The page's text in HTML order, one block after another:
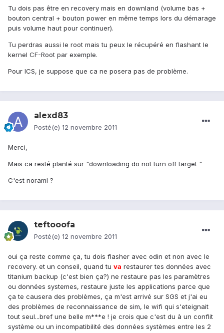
Tu dois pas être en recovery mais en downland (volume bas +
bouton central + bouton power en même temps lors du démarage
puis volume haut pour continuer).
Tu perdras aussi le root mais tu peux le récupéré en flashant le
kernel CF-Root par exemple.
Pour ICS, je suppose que ca ne posera pas de problème.
alexd83
Posté(e) 12 novembre 2011
Merci,
Mais ca resté planté sur "downloading do not turn off target "
C'est noraml ?
teftooofa
Posté(e) 12 novembre 2011
oui ça reste comme ça, tu dois flasher avec odin et non avec le
recovery. et un conseil, quand tu va restaurer tes données avec
titanium backup (c'est bien ça?) ne restaure pas les paramètres
ou données systemes, restaure juste les applications parce que
ça te causera des problèmes, ça m'est arrivé sur SGS et j'ai eu
des problèmes de reconnaissance de sim, le wifi qui s'eteignait
tout seul...bref une belle m***e ! je crois que c'est du à un conflit
système ou un incompatibilité des données systèmes entre les 2